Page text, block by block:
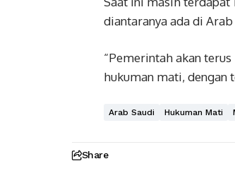
diantaranya ada di Arab
“Pemerintah akan
hukuman mati, dengan
Arab Saudi Hukuman Mati
Share